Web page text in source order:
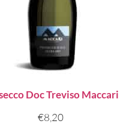
Doc Treviso Maccari
€8,20